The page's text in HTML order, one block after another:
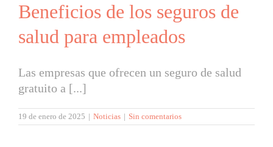
Beneficios de los seguros de
salud para empleados
Las empresas que ofrecen un seguro de salud
gratuito a [...]
19 de enero de 2025 | Noticias | Sin comentarios